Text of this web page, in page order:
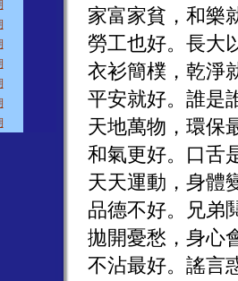
家富家貧，和樂
勞工也好。長大
衣衫簡樸，乾淨
平安就好。誰是
天地萬物，環保
和氣更好。口舌
天天運動，身體
品德不好。兄弟
拋開憂愁，身心
不沾最好。謠言